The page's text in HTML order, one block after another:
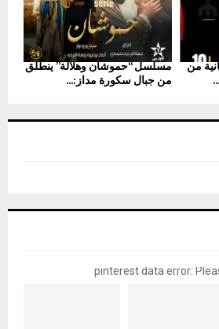
مسلسل “حموشان وهلالة” ينطلق
من جبال سكورة مداز:...
من
pinterest data error: